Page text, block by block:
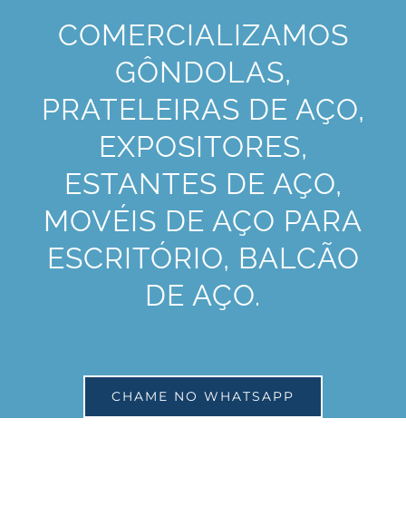
COMERCIALIZAMOS
GÔNDOLAS,
PRATELEIRAS DE AÇO,
EXPOSITORES,
ESTANTES DE AÇO,
MOVÉIS DE AÇO PARA
ESCRITÓRIO, BALCÃO
DE AÇO.
CHAME NO WHATSAPP